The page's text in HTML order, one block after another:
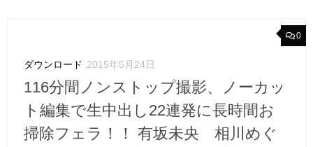
0
ダウンロード 2015年5月24日
116分間ノンストップ撮影、ノーカッ
ト編集で生中出し22連発に長時間お
掃除フェラ！！ 有坂未央 相川めぐ